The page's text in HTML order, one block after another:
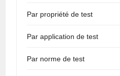
Par propriété de test
Par application de test
Par norme de test